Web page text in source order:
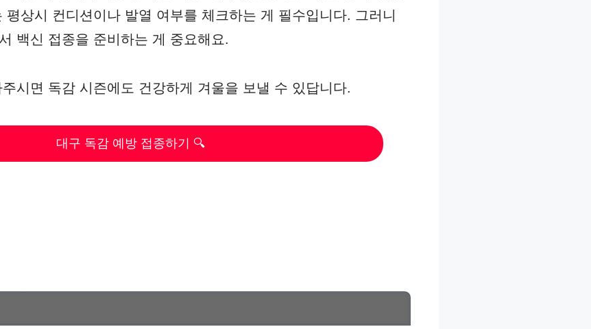
평상시 컨디션이나 발열 여부를 체크하는 게 필수입니다. 그러니
백신 접종을 준비하는 게 중요해요.
시면 독감 시즌에도 건강하게 겨울을 보낼 수 있답니다.
대구 독감 예방 접종하기 🔍